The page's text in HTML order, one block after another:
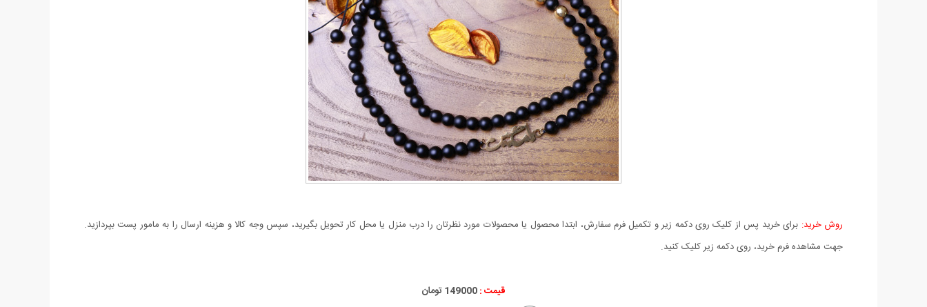
روش خرید: برای خرید پس از کلیک روی دکمه زیر و تکمیل فرم سفارش، ابتدا محصول یا محصولات مورد نظرتان را درب منزل یا محل کار تحویل بگیرید، سپس وجه کالا و هزینه ارسال را به مامور پست بپردازید.
جهت مشاهده فرم خرید، روی دکمه زیر کلیک کنید.
قیمت : 149000 تومان